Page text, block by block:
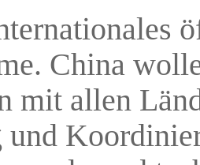
China
mit allen
und